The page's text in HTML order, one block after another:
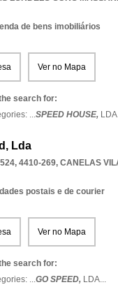
de bens imobiliários
Ver no Mapa
search for:
...SPEED HOUSE, LDA
Lda
4410-269, CANELAS
postais e de courier
Ver no Mapa
search for:
...GO SPEED, LDA...